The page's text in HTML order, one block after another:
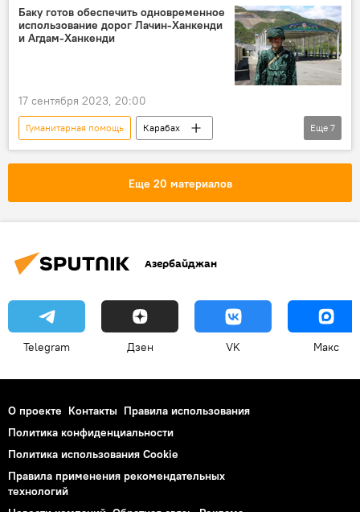
Азербайджанское общество Красного Полумесяца
Лачин
Агдам Общество
Баку готов обеспечить одновременное
использование дорог Лачин-Ханкенди
и Агдам-Ханкенди
17 сентября 2023, 20:00
Гуманитарная помощь
Карабах
Азербайджан
Армения
Министерство иностранных дел АР
Айхан Гаджизаде
дорога Агдам-Ханкенди
Еще 7
Еще 20 материалов
Азербайджан
Telegram Дзен VK Макс
О проекте Контакты Правила использования
Политика конфиденциальности
Политика использования Cookie
Правила применения рекомендательных
технологий